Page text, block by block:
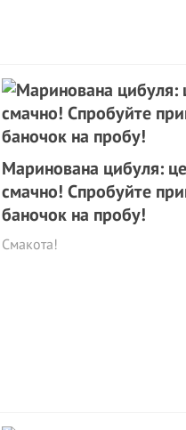
Маринована цибуля:
смачно! Спробуйте
баночок на пробу!
Смакота!